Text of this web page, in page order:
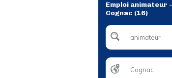
Emploi animateur -
Cognac (16)